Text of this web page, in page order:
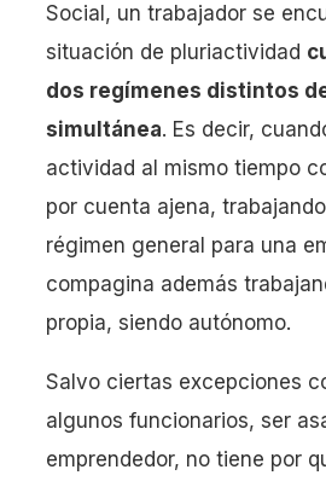
Social, un trabajador se
situación de pluriactividad
dos regímenes distintos
simultánea. Es decir,
actividad al mismo tiempo
por cuenta ajena,
régimen general para una
compagina además
propia, siendo autónomo.
Salvo ciertas excepciones
algunos funcionarios, ser
emprendedor, no tiene por